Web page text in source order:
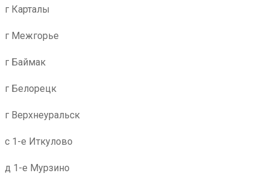
г Карталы
г Межгорье
г Баймак
г Белорецк
г Верхнеуральск
с 1-е Иткулово
д 1-е Мурзино